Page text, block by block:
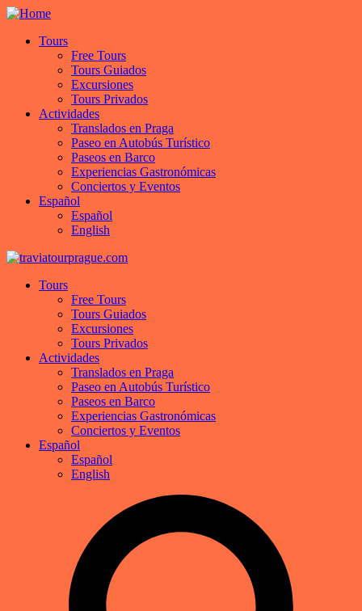
Tours
Free Tours
Tours Guiados
Excursiones
Tours Privados
Actividades
Translados en Praga
Paseo en Autobús Turístico
Paseos en Barco
Experiencias Gastronómicas
Conciertos y Eventos
Español
Español
English
Tours
Free Tours
Tours Guiados
Excursiones
Tours Privados
Actividades
Translados en Praga
Paseo en Autobús Turístico
Paseos en Barco
Experiencias Gastronómicas
Conciertos y Eventos
Español
Español
English